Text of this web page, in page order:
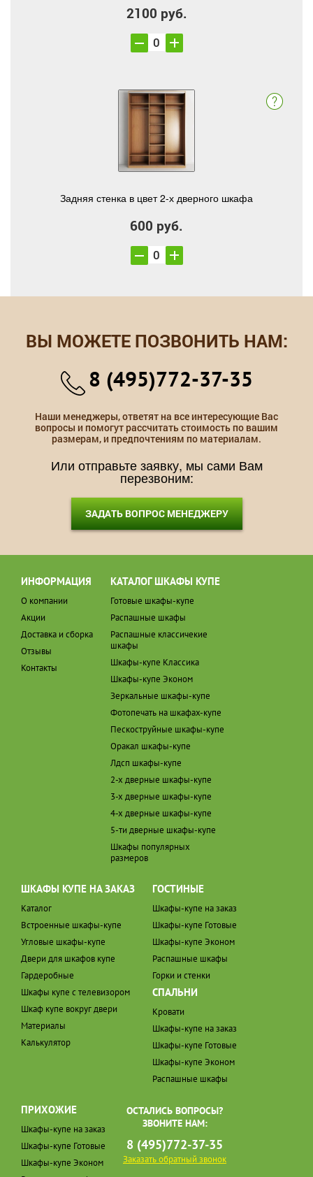
2100 руб.
Задняя стенка в цвет 2-х дверного шкафа
600 руб.
ВЫ МОЖЕТЕ ПОЗВОНИТЬ НАМ:
8 (495)772-37-35
Наши менеджеры, ответят на все интересующие Вас
вопросы и помогут рассчитать стоимость по вашим
размерам, и предпочтениям по материалам.
Или отправьте заявку, мы сами Вам
перезвоним:
ЗАДАТЬ ВОПРОС МЕНЕДЖЕРУ
ИНФОРМАЦИЯ
О компании
Акции
Доставка и сборка
Отзывы
Контакты
КАТАЛОГ ШКАФЫ КУПЕ
Готовые шкафы-купе
Распашные шкафы
Распашные классичекие
шкафы
Шкафы-купе Классика
Шкафы-купе Эконом
Зеркальные шкафы-купе
Фотопечать на шкафах-купе
Пескоструйные шкафы-купе
Оракал шкафы-купе
Лдсп шкафы-купе
2-х дверные шкафы-купе
3-х дверные шкафы-купе
4-х дверные шкафы-купе
5-ти дверные шкафы-купе
Шкафы популярных
размеров
ШКАФЫ КУПЕ НА ЗАКАЗ
Каталог
Встроенные шкафы-купе
Угловые шкафы-купе
Двери для шкафов купе
Гардеробные
Шкафы купе с телевизором
Шкаф купе вокруг двери
Материалы
Калькулятор
ГОСТИНЫЕ
Шкафы-купе на заказ
Шкафы-купе Готовые
Шкафы-купе Эконом
Распашные шкафы
Горки и стенки
СПАЛЬНИ
Кровати
Шкафы-купе на заказ
Шкафы-купе Готовые
Шкафы-купе Эконом
Распашные шкафы
ПРИХОЖИЕ
Шкафы-купе на заказ
Шкафы-купе Готовые
Шкафы-купе Эконом
ОСТАЛИСЬ ВОПРОСЫ?
ЗВОНИТЕ НАМ:
8 (495)772-37-35
Заказать обратный звонок